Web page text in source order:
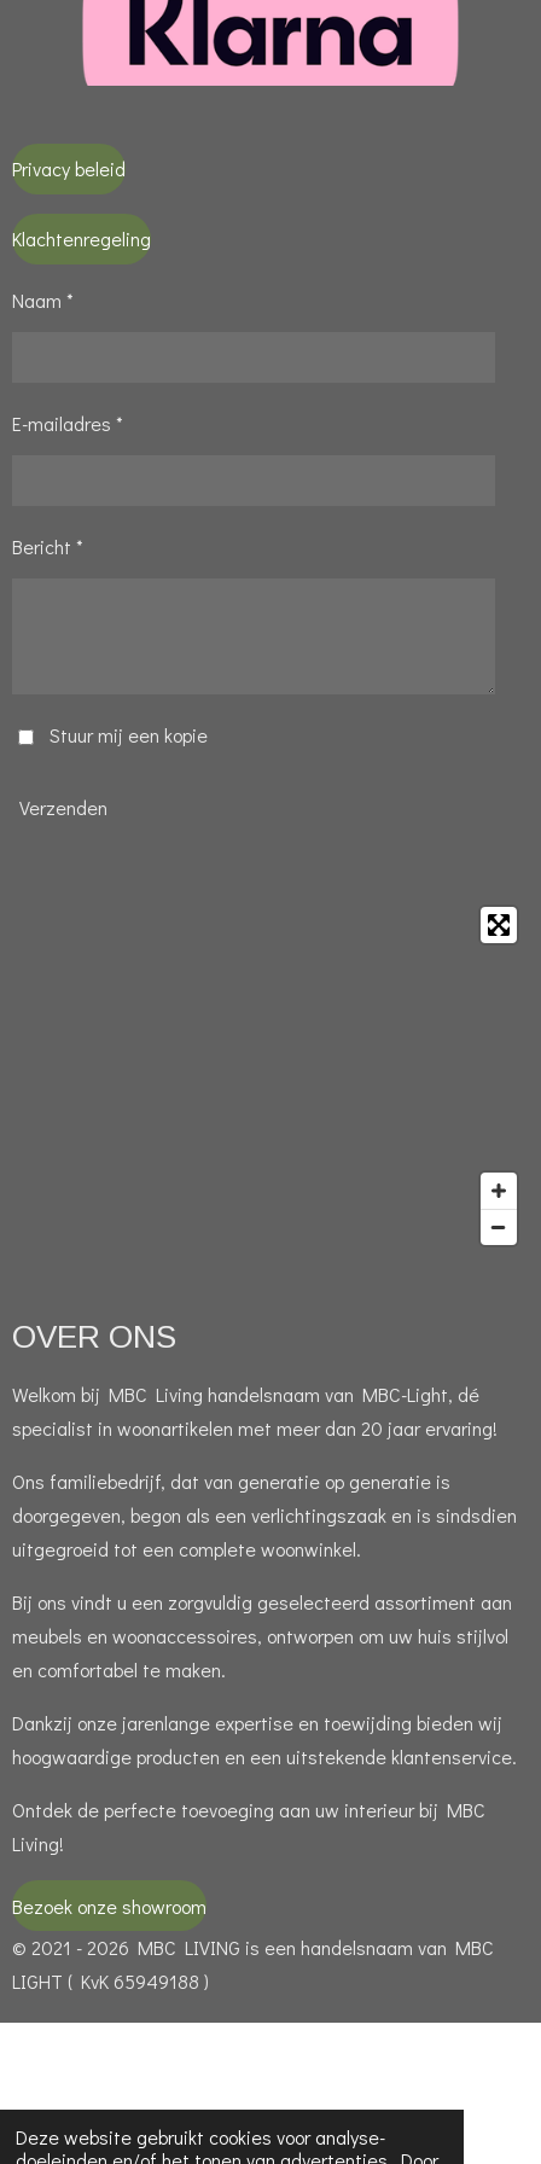
Deze website gebruikt cookies voor analyse-
Privacy beleid
Klachtenregeling
Naam *
E-mailadres *
Bericht *
Stuur mij een kopie
Verzenden
OVER ONS
Welkom bij MBC Living handelsnaam van MBC-Light, dé
specialist in woonartikelen met meer dan 20 jaar ervaring!
Ons familiebedrijf, dat van generatie op generatie is
doorgegeven, begon als een verlichtingszaak en is sindsdien
uitgegroeid tot een complete woonwinkel.
Bij ons vindt u een zorgvuldig geselecteerd assortiment aan
meubels en woonaccessoires, ontworpen om uw huis stijlvol
en comfortabel te maken.
Dankzij onze jarenlange expertise en toewijding bieden wij
hoogwaardige producten en een uitstekende klantenservice.
Ontdek de perfecte toevoeging aan uw interieur bij MBC
Living!
Bezoek onze showroom
© 2021 - 2026 MBC LIVING is een handelsnaam van MBC
LIGHT ( KvK 65949188 )